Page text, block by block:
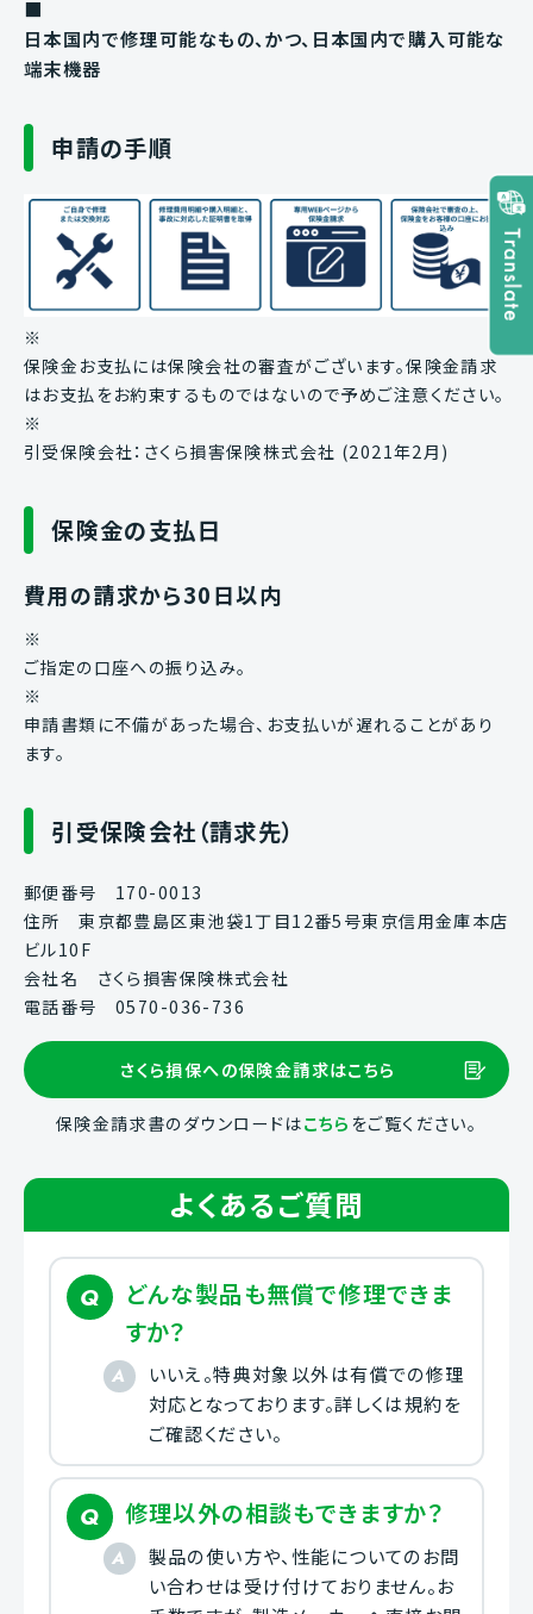
■
日本国内で修理可能なもの、かつ、日本国内で購入可能な
端末機器
申請の手順
※
保険金お支払には保険会社の審査がございます。保険金請求
はお支払をお約束するものではないので予めご注意ください。
※
引受保険会社：さくら損害保険株式会社 (2021年2月)
保険金の支払日
費用の請求から30日以内
※
ご指定の口座への振り込み。
※
申請書類に不備があった場合、お支払いが遅れることがあり
ます。
引受保険会社（請求先）
郵便番号 170-0013
住所 東京都豊島区東池袋1丁目12番5号東京信用金庫本店
ビル10F
会社名 さくら損害保険株式会社
電話番号 0570-036-736
さくら損保への保険金請求はこちら
保険金請求書のダウンロードはこちら をご覧ください。
よくあるご質問
どんな製品も無償で修理できま
すか？
いいえ。特典対象以外は有償での修理
対応となっております。詳しくは規約を
ご確認ください。
修理以外の相談もできますか？
製品の使い方や、性能についてのお問
い合わせは受け付けておりません。お